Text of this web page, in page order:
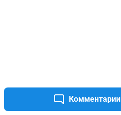
Комментарии